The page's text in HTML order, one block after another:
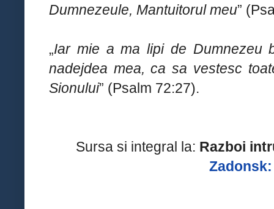
Dumnezeule, Mantuitorul meu”
„Iar mie a ma lipi de Dumnezeu
nadejdea mea, ca sa vestesc
Sionului” (Psalm 72:27).
Sursa si integral la: Razboi
Zadonsk: